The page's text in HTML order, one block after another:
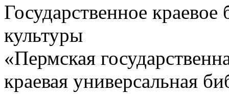
Государственное
культуры
«Пермская
краевая универсальная